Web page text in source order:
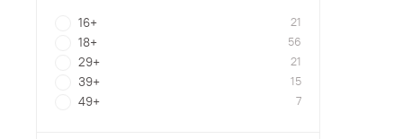
16+ 21
18+ 56
29+ 21
39+ 15
49+ 7